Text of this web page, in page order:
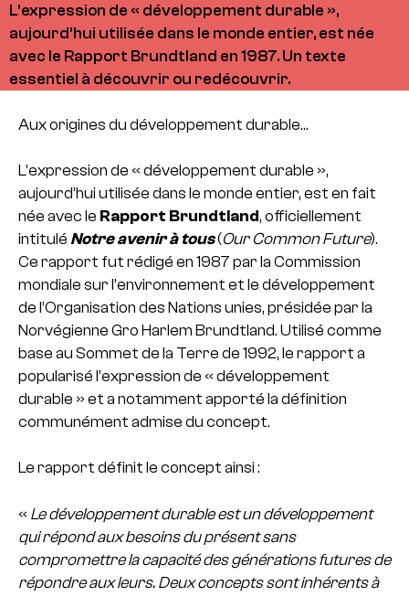
L’expression de « développement durable »,
aujourd’hui utilisée dans le monde entier, est née
avec le Rapport Brundtland en 1987. Un texte
essentiel à découvrir ou redécouvrir.
Aux origines du développement durable…
L’expression de « développement durable »,
aujourd’hui utilisée dans le monde entier, est en fait
née avec le Rapport Brundtland, officiellement
intitulé Notre avenir à tous(Our Common Future).
Ce rapport fut rédigé en 1987 par la Commission
mondiale sur l’environnement et le développement
de l’Organisation des Nations unies, présidée par la
Norvégienne Gro Harlem Brundtland. Utilisé comme
base au Sommet de la Terre de 1992, le rapport a
popularisé l’expression de « développement
durable » et a notamment apporté la définition
communément admise du concept.
Le rapport définit le concept ainsi :
« Le développement durable est un développement
qui répond aux besoins du présent sans
compromettre la capacité des générations futures de
répondre aux leurs. Deux concepts sont inhérents à